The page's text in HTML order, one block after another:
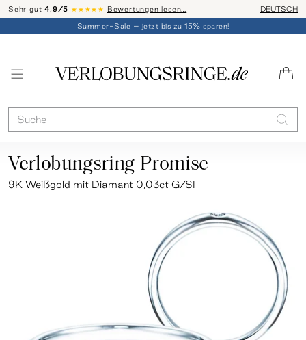
Sehr gut4,9/5 ★★★★★ Bewertungen lesen… Telefon-
DEUTSCH
Summer-Sale – jetzt bis zu 15% sparen!
Verlobungsring Promise
9K Weißgold mit Diamant 0,03ct G/SI